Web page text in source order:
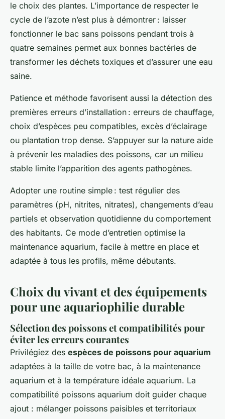
le choix des plantes. L’importance de respecter le
cycle de l’azote n’est plus à démontrer : laisser
fonctionner le bac sans poissons pendant trois à
quatre semaines permet aux bonnes bactéries de
transformer les déchets toxiques et d’assurer une eau
saine.
Patience et méthode favorisent aussi la détection des
premières erreurs d’installation : erreurs de chauffage,
choix d’espèces peu compatibles, excès d’éclairage
ou plantation trop dense. S’appuyer sur la nature aide
à prévenir les maladies des poissons, car un milieu
stable limite l’apparition des agents pathogènes.
Adopter une routine simple : test régulier des
paramètres (pH, nitrites, nitrates), changements d’eau
partiels et observation quotidienne du comportement
des habitants. Ce mode d’entretien optimise la
maintenance aquarium, facile à mettre en place et
adaptée à tous les profils, même débutants.
Choix du vivant et des équipements
pour une aquariophilie durable
Sélection des poissons et compatibilités pour
éviter les erreurs courantes
Privilégiez des espèces de poissons pour aquarium
adaptées à la taille de votre bac, à la maintenance
aquarium et à la température idéale aquarium. La
compatibilité poissons aquarium doit guider chaque
ajout : mélanger poissons paisibles et territoriaux